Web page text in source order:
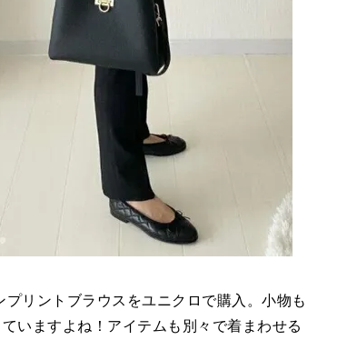
リントブラウスをユニクロで購入。小物も
いますよね！アイテムも別々で着まわせる